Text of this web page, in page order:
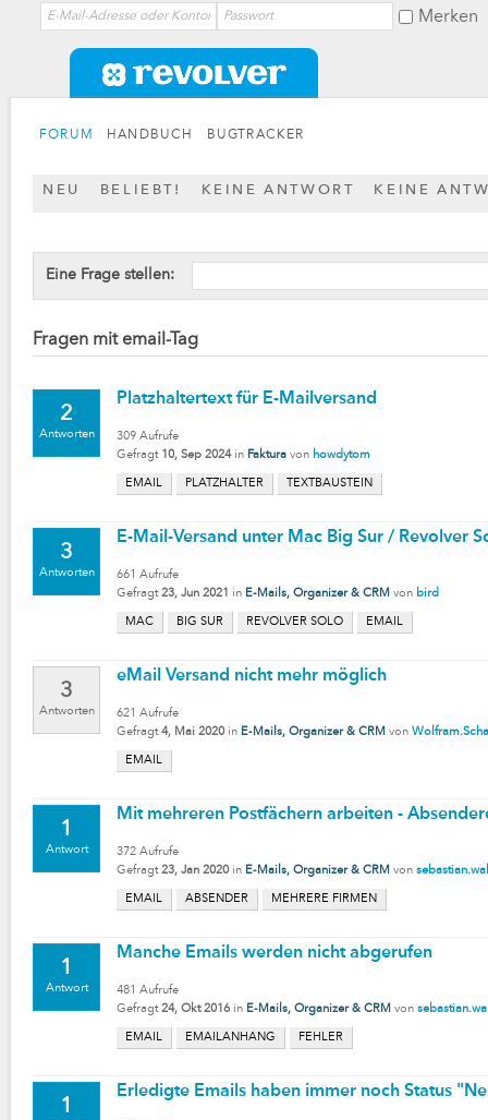
Merken
FORUM HANDBUCH BUGTRACKER
NEU BELIEBT! KEINE ANTWORT KEINE
Eine Frage stellen:
Fragen mit email-Tag
2
Antworten
Platzhaltertext für E-Mailversand
309 Aufrufe
Gefragt 10, Sep 2024 in Faktura von howdytom
EMAIL PLATZHALTER TEXTBAUSTEIN
3
Antworten
E-Mail-Versand unter Mac Big Sur / Revolver
661 Aufrufe
Gefragt 23, Jun 2021 in E-Mails, Organizer & CRM von bird
MAC BIG SUR REVOLVER SOLO EMAIL
3
Antworten
eMail Versand nicht mehr möglich
621 Aufrufe
Gefragt 4, Mai 2020 in E-Mails, Organizer & CRM von
EMAIL
1
Antwort
Mit mehreren Postfächern arbeiten -
372 Aufrufe
Gefragt 23, Jan 2020 in E-Mails, Organizer & CRM von
EMAIL ABSENDER MEHRERE FIRMEN
1
Antwort
Manche Emails werden nicht abgerufen
481 Aufrufe
Gefragt 24, Okt 2016 in E-Mails, Organizer & CRM von
EMAIL EMAILANHANG FEHLER
1
Erledigte Emails haben immer noch Status